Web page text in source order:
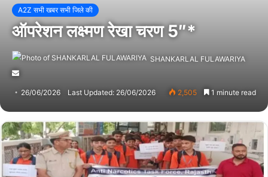
A2Z सभी खबर सभी जिले की
ऑपरेशन लक्ष्मण रेखा चरण 5″*
SHANKARLAL FULAWARIYA
26/06/2026 Last Updated: 26/06/2026 2,505 1 minute read